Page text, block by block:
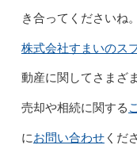
き合ってくださいね。
株式会社すまいのス
動産に関してさまざ
売却や相続に関する
にお問い合わせくだ